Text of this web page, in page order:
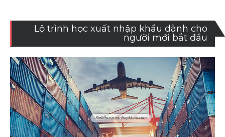
Lộ trình học xuất nhập khẩu dành cho
người mới bắt đầu